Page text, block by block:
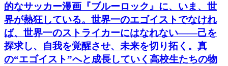
的なサッカー漫画『ブルーロック』に、いま、世
界が熱狂している。世界一のエゴイストでなけれ
ば、世界一のストライカーにはなれない――己を
探求し、自我を覚醒させ、未来を切り拓く。真
の“エゴイスト”へと成長していく高校生たちの物